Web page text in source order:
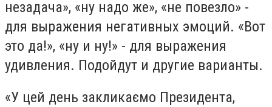
незадача», «ну надо же», «не повезло» -
для выражения негативных эмоций. «Вот
это да!», «ну и ну!» - для выражения
удивления. Подойдут и другие варианты.
«У цей день закликаємо Президента,